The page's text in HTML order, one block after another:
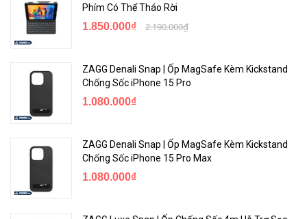
Phím Có Thể Tháo Rời
1.850.000₫ 2.190.000₫
ZAGG Denali Snap | Ốp MagSafe Kèm Kickstand
Chống Sốc iPhone 15 Pro
1.080.000₫
ZAGG Denali Snap | Ốp MagSafe Kèm Kickstand
Chống Sốc iPhone 15 Pro Max
1.080.000₫